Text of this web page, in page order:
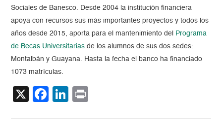
Sociales de Banesco. Desde 2004 la institución financiera
apoya con recursos sus más importantes proyectos y todos los
años desde 2015, aporta para el mantenimiento del
Programa
de Becas Universitarias de los alumnos de sus dos sedes:
Montalbán y Guayana. Hasta la fecha el banco ha financiado
1073 matrículas.
X Facebook
LinkedIn